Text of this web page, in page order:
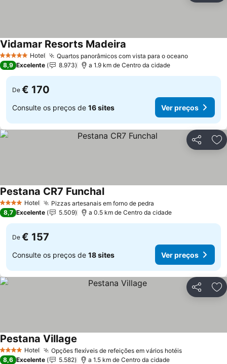
5 Estrelas Hotel Quartos panorâmicos com vista para o oceanoVer
Vidamar Resorts Madeira
8,9 Excelente 8.973 a 1.9 km de Centro da cidade
De € 170
Consulte os preços de 16 sites Ver preços
Partilhar
4 EstrelasHotel Pizzas artesanais em forno de pedra
Pestana CR7 FunchalVer preços
8,7 Excelente 5.509 a 0.5 km de Centro da cidade
De € 157
Consulte os preços de 18 sites Ver preços
Partilhar
4 EstrelasHotel Opções flexíveis de refeições em vários hotéisVer preços
Pestana Village
8,6 Excelente 5.582 a 1.5 km de Centro da cidade